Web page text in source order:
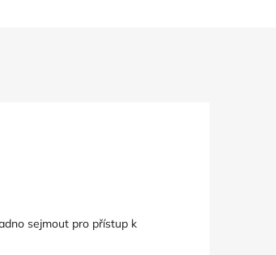
sejmout pro přístup k